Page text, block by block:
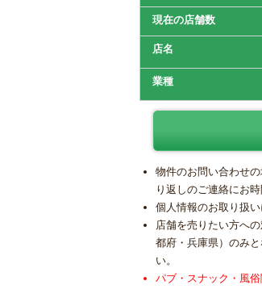
現在の店舗数
店名
業種
物件のお問い合わせ
り返しのご連絡にお
個人情報のお取り扱
店舗を売りたい方へ
都府・兵庫県）のみ
い。
パブ・スナック・風